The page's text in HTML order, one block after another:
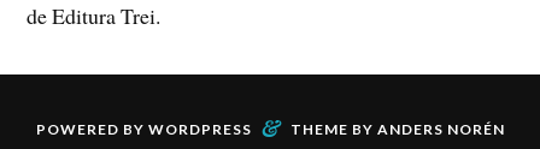
de Editura Trei.
POWERED BY WORDPRESS & THEME BY ANDERS NORÉN